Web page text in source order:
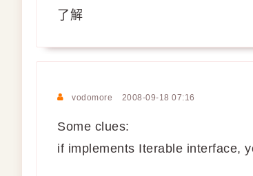
了解
vodomore 2008-09-18 07:16
Some clues:
if implements Iterable interface,